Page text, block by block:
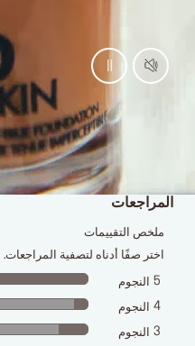
المراجعات
ملخص التقييمات
اختر صفًا أدناه لتصفية المراجعات.
5 النجوم
4 النجوم
3 النجوم